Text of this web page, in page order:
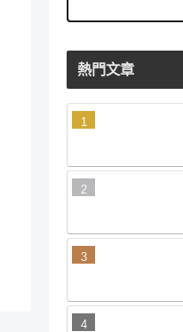
熱門文章